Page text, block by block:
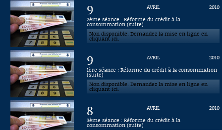
9 AVRIL
2010
2ème séance : Réforme du crédit à la
consommation (suite)
Non disponible. Demandez la mise en ligne en
cliquant ici.
9 AVRIL
2010
1ère séance : Réforme du crédit à la consommation
(suite)
Non disponible. Demandez la mise en ligne en
cliquant ici.
8 AVRIL
2010
3ème séance : Réforme du crédit à la
consommation (suite)